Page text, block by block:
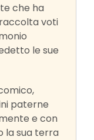
che ha
voti
le sue
paterne
e con
la sua terra